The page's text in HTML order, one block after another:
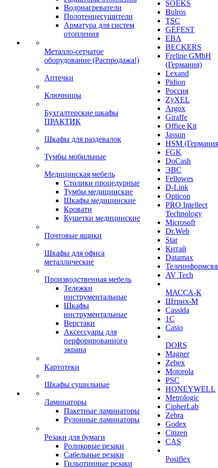
Водонагреватели
Полотенцесушители
Арматура для систем
отопления
Металло-сетчатое
оборудование (Распродажа!)
Аптечки
Ключницы
Бухгалтерские шкафы
ПРАКТИК
Шкафы для раздевалок
Тумбы мобильные
Медицинская мебель
Столики процедурные
Тумбы медицинские
Шкафы медицинские
Кровати
Кушетки медицинские
Почтовые ящики
Шкафы для офиса
металлические
Производственная мебель
Тележки
инструментальные
Шкафы
инструментальные
Верстаки
Аксессуары для
перфорированного
экрана
Картотеки
Шкафы сушильные
Ламинаторы
Пакетные ламинаторы
Рулонные ламинаторы
Резаки для бумаги
Роликовые резаки
Сабельные резаки
Гильотинные резаки
SOEKS
Bulros
TSC
GEFEST
EBA
BECKERS
Freline GMbH
(Германия)
Lexand
Pidion
Россия
ZyXEL
Argox
Giraffe
Office Kit
Jassun
HSM
FGK
DoCash
ЭВС
Fellowes
D-Link
Opticon
PRO Intellect
Technology
Microsoft
Dr.Web
Star
Китай
Datamax
AV Tech
МАССА-К
Штрих-М
Cassida
1С
Casio
DORS
Magner
Zebex
Motorola
PSC
HONEYWELL
Metrologic
CipherLab
Zebra
Godex
Citizen
CAS
Posiflex